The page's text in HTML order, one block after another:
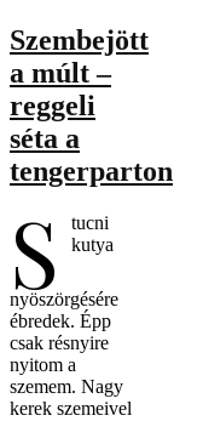
Szembejött
a múlt –
reggeli
séta a
tengerparton
S
tucni
kutya
nyöszörgésére
ébredek. Épp
csak résnyire
nyitom a
szemem. Nagy
kerek szemeivel